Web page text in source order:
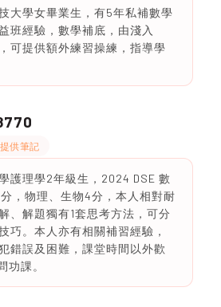
大學女畢業生，有5年私補數學
班經驗，數學補底，由淺入
可提供額外練習操練，指導學
提供筆記
護理學2年級生，2024 DSE 數
，物理、生物4分，本人相對耐
、解題獨有1套思考方法，可分
巧。本人亦有相關補習經驗，
錯誤及困難，課堂時間以外歡
功課。